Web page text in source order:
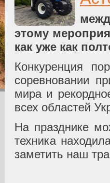
этому
как уже как
Конкуренция
соревновании
мира и
всех областей
На празднике
техника
заметить наш